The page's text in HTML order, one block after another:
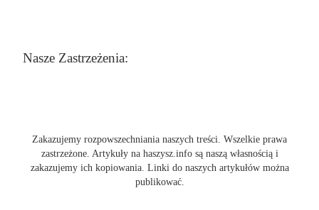
Nasze Zastrzeżenia:
Zakazujemy rozpowszechniania naszych treści. Wszelkie prawa
zastrzeżone. Artykuły na haszysz.info są naszą własnością i
zakazujemy ich kopiowania. Linki do naszych artykułów można
publikować.